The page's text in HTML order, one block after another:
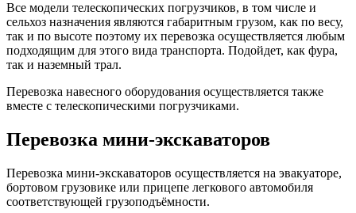
Все модели телескопических погрузчиков, в том числе и
сельхоз назначения являются габаритным грузом, как по весу,
так и по высоте поэтому их перевозка осуществляется любым
подходящим для этого вида транспорта. Подойдет, как фура,
так и наземный трал.
Перевозка навесного оборудования осуществляется также
вместе с телескопическими погрузчиками.
Перевозка мини-экскаваторов
Перевозка мини-экскаваторов осуществляется на эвакуаторе,
бортовом грузовике или прицепе легкового автомобиля
соответствующей грузоподъёмности.